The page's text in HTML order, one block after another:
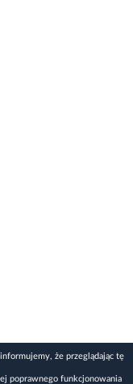
że przeglądając tę
poprawnego funkcjonowania